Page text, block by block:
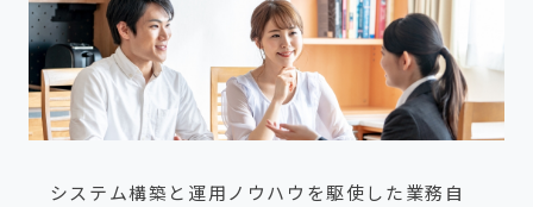
システム構築と運用ノウハウを駆使した業務自